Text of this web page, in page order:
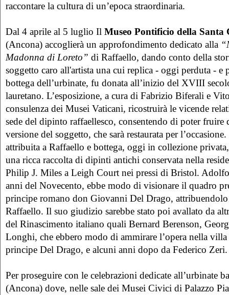
raccontare la cultura di un’epoca straordinaria.
Dal 4 aprile al 5 luglio Il Museo Pontificio della Santa
(Ancona) accoglierà un approfondimento dedicato alla
Madonna di Loreto” di Raffaello, dando conto della
soggetto caro all'artista una cui replica - oggi perduta - e
bottega dell’urbinate, fu donata all’inizio del XVIII
lauretano. L’esposizione, a cura di Fabrizio Biferali e
consulenza dei Musei Vaticani, ricostruirà le vicende
sede del dipinto raffaellesco, consentendo di poter fruire
versione del soggetto, che sarà restaurata per
attribuita a Raffaello e bottega, oggi in collezione
una ricca raccolta di dipinti antichi conservata nella
Philip J. Miles a Leigh Court nei pressi di Bristol.
anni del Novecento, ebbe modo di visionare il quadro
principe romano don Giovanni Del Drago,
Raffaello. Il suo giudizio sarebbe stato poi avallato da
del Rinascimento italiano quali Bernard Berenson,
Longhi, che ebbero modo di ammirare l’opera nella
principe Del Drago, e alcuni anni dopo da Federico Zeri.
Per proseguire con le celebrazioni dedicate all’urbinate
(Ancona) dove, nelle sale dei Musei Civici di Palazzo